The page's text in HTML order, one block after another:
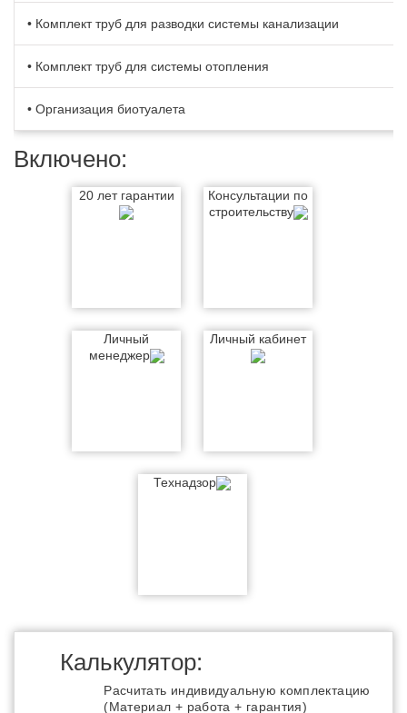
• Комплект труб для разводки системы канализации
• Комплект труб для системы отопления
• Организация биотуалета
Включено:
20 лет гарантии
Консультации по
строительству
Личный
менеджер
Личный кабинет
Технадзор
Калькулятор:
Расчитать индивидуальную комплектацию
(Материал + работа + гарантия)